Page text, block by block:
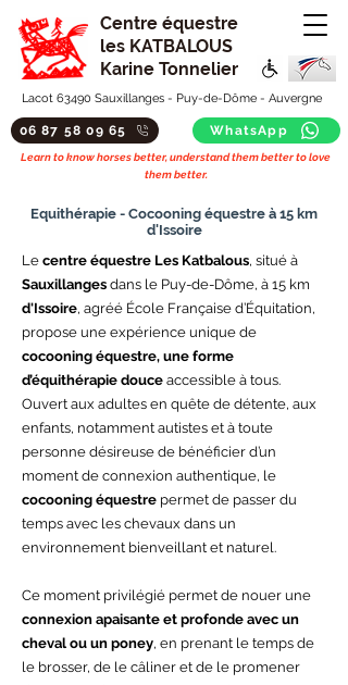
Centre équestre
les KATBALOUS
Karine Tonnelier
Lacot 63490 Sauxillanges - Puy-de-Dôme - Auvergne
06 87 58 09 65 WhatsApp
Learn to know horses better, understand them better to love
them better.
Equithérapie - Cocooning équestre à 15 km
d'Issoire
Le centre équestre Les Katbalous, situé à
Sauxillanges dans le Puy-de-Dôme, à 15 km
d'Issoire, agréé École Française d’Équitation,
propose une expérience unique de
cocooning équestre, une forme
d’équithérapie douce accessible à tous.
Ouvert aux adultes en quête de détente, aux
enfants, notamment autistes et à toute
personne désireuse de bénéficier d’un
moment de connexion authentique, le
cocooning équestre permet de passer du
temps avec les chevaux dans un
environnement bienveillant et naturel.
Ce moment privilégié permet de nouer une
connexion apaisante et profonde avec un
cheval ou un poney, en prenant le temps de
le brosser, de le câliner et de le promener